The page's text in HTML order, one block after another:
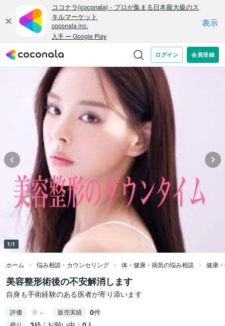
1/1
ホーム 悩み相談・カウンセリング 体・健康・病気の悩み相談 健康
美容整形術後の不安解消します
自身も手術経験のある医者が寄り添います
評価 - 販売実績 0件
残り